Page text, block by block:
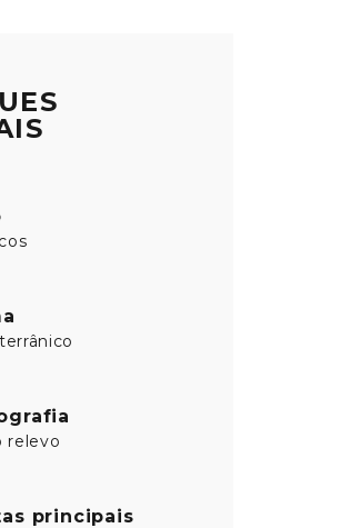
relevo
principais